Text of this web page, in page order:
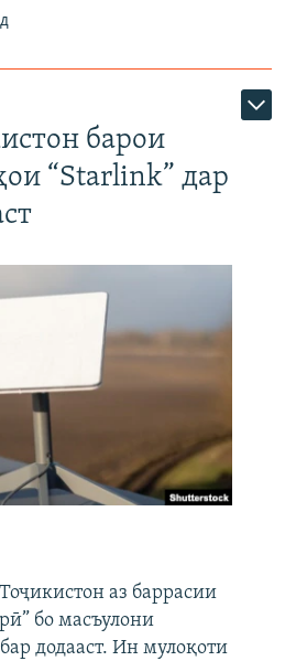
барои
“Starlink” дар
аз баррасии
бо масъулони
додааст. Ин мулоқоти